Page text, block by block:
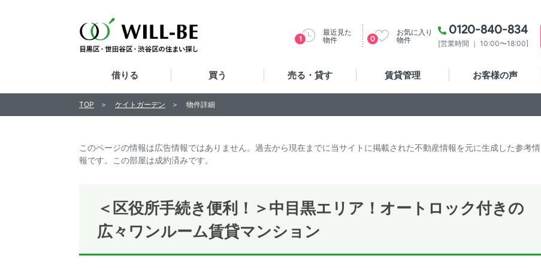
0120-840-834
[営業時間 ｜ 10:00〜18:00]
最近見た
物件
1
お気に入り
物件
0
借りる 買う 売る・貸す 賃貸管理 お客様の声
このページの情報は広告情報ではありません。過去から現在までに当サイトに掲載された不動産情報を元に生成した参考情
報です。この部屋は成約済みです。
＜区役所手続き便利！＞中目黒エリア！オートロック付きの
広々ワンルーム賃貸マンション
TOP ケイトガーデン 物件詳細